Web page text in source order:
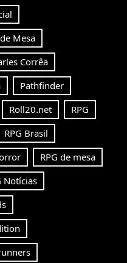
Mesa
Corrêa
Pathfinder
Roll20.net
RPG
RPG Brasil
RPG de mesa
Notícias